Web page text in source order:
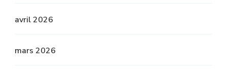
avril 2026
mars 2026